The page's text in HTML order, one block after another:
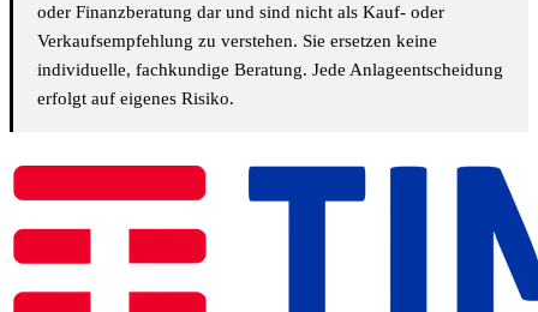
oder Finanzberatung dar und sind nicht als Kauf- oder
Verkaufsempfehlung zu verstehen. Sie ersetzen keine
individuelle, fachkundige Beratung. Jede Anlageentscheidung
erfolgt auf eigenes Risiko.